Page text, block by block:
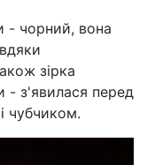
- чорний, вона
зірка
- з'явилася перед
чубчиком.